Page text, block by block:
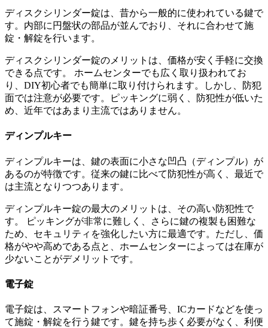
ディスクシリンダー錠は、昔から一般的に使われている鍵で
す。内部に円盤状の部品が並んでおり、それに合わせて施
錠・解錠を行います。
ディスクシリンダー錠のメリットは、価格が安く手軽に交換
できる点です。 ホームセンターでも広く取り扱われてお
り、DIY初心者でも簡単に取り付けられます。しかし、防犯
面では注意が必要です。ピッキングに弱く、防犯性が低いた
め、近年ではあまり主流ではありません。
ディンプルキー
ディンプルキーは、鍵の表面に小さな凹凸（ディンプル）が
あるのが特徴です。従来の鍵に比べて防犯性が高く、最近で
は主流となりつつあります。
ディンプルキー錠の最大のメリットは、その高い防犯性で
す。 ピッキングが非常に難しく、さらに鍵の複製も困難な
ため、セキュリティを強化したい方に最適です。ただし、価
格がやや高めである点と、ホームセンターによっては在庫が
少ないことがデメリットです。
電子錠
電子錠は、スマートフォンや暗証番号、ICカードなどを使っ
て施錠・解錠を行う鍵です。鍵を持ち歩く必要がなく、利便